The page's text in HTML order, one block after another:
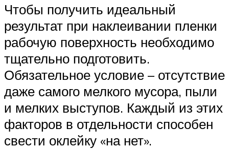
Чтобы получить идеальный
результат при наклеивании пленки
рабочую поверхность необходимо
тщательно подготовить.
Обязательное условие – отсутствие
даже самого мелкого мусора, пыли
и мелких выступов. Каждый из этих
факторов в отдельности способен
свести оклейку «на нет».